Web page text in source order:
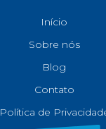
Início
Sobre nós
Blog
Contato
Política de